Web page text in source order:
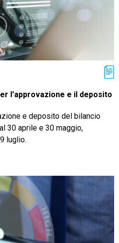
l’approvazione e il deposito
e deposito del bilancio
30 aprile e 30 maggio,
luglio.